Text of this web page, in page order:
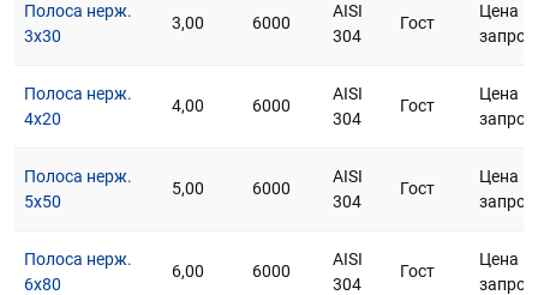
Полоса нерж.
3х30
3,00 6000
AISI
304
Гост
Цена
Полоса нерж.
4х20
4,00 6000
AISI
304
Гост
Цена
Полоса нерж.
5х50
5,00 6000
AISI
304
Гост
Цена
Полоса нерж.
6х80
6,00 6000
AISI
304
Гост
Цена